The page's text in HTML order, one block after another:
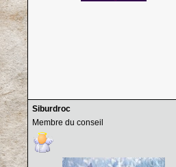
Siburdroc
Membre du conseil